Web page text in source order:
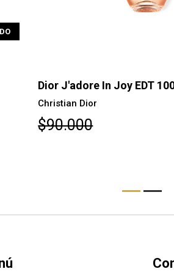
Dior J'adore In Joy EDT
Christian Dior
$90.000